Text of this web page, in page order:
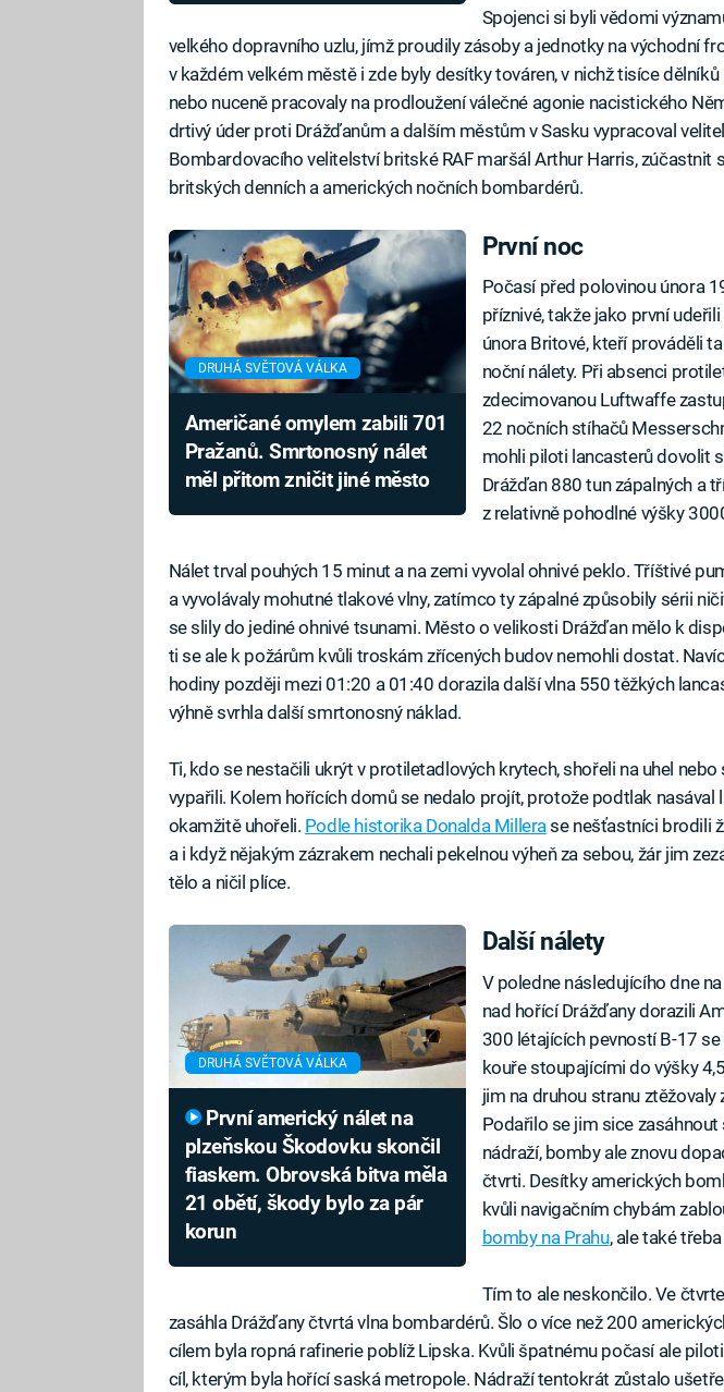
Spojenci si byli vědomi
velkého dopravního uzlu, jímž proudily zásoby a jednotky na východní
v každém velkém městě i zde byly desítky továren, v nichž tisíce
nebo nuceně pracovaly na prodloužení válečné agonie nacistického
drtivý úder proti Drážďanům a dalším městům v Sasku vypracoval velitel
Bombardovacího velitelství britské RAF maršál Arthur Harris, zúčastnit
britských denních a amerických nočních bombardérů.
DRUHÁ SVĚTOVÁ VÁLKA
Američané omylem zabili 701
Pražanů. Smrtonosný nálet
měl přitom zničit jiné město
První noc
Počasí před polovinou února
příznivé, takže jako první
února Britové, kteří prováděli
noční nálety. Při absenci
zdecimovanou Luftwaffe
22 nočních stíhačů
mohli piloti lancasterů dovolit
Drážďan 880 tun zápalných a
z relativně pohodlné výšky
Nálet trval pouhých 15 minut a na zemi vyvolal ohnivé peklo. Tříštivé
a vyvolávaly mohutné tlakové vlny, zatímco ty zápalné způsobily sérii
se slily do jediné ohnivé tsunami. Město o velikosti Drážďan mělo k
ti se ale k požárům kvůli troskám zřícených budov nemohli dostat.
hodiny později mezi 01:20 a 01:40 dorazila další vlna 550 těžkých
výhně svrhla další smrtonosný náklad.
Ti, kdo se nestačili ukrýt v protiletadlových krytech, shořeli na uhel nebo
vypařili. Kolem hořících domů se nedalo projít, protože podtlak nasával
okamžitě uhořeli. Podle historika Donalda Millera se nešťastníci brodili
a i když nějakým zázrakem nechali pekelnou výheň za sebou, žár jim
tělo a ničil plíce.
DRUHÁ SVĚTOVÁ VÁLKA
První americký nálet na
plzeňskou Škodovku skončil
fiaskem. Obrovská bitva měla
21 obětí, škody bylo za pár
korun
Další nálety
V poledne následujícího dne
nad hořící Drážďany dorazili
300 létajících pevností B-17
kouře stoupajícími do výšky
jim na druhou stranu ztěžovaly
Podařilo se jim sice
nádraží, bomby ale znovu
čtvrti. Desítky amerických
kvůli navigačním chybám
bomby na Prahu, ale také
Tím to ale neskončilo. Ve
zasáhla Drážďany čtvrtá vlna bombardérů. Šlo o více než 200
cílem byla ropná rafinerie poblíž Lipska. Kvůli špatnému počasí ale
cíl, kterým byla hořící saská metropole. Nádraží tentokrát zůstalo